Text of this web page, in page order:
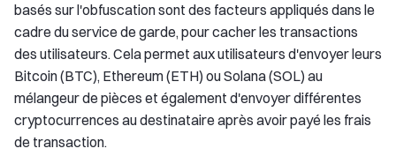
basés sur l'obfuscation sont des facteurs appliqués dans le
cadre du service de garde, pour cacher les transactions
des utilisateurs. Cela permet aux utilisateurs d'envoyer leurs
Bitcoin (BTC), Ethereum (ETH) ou Solana (SOL) au
mélangeur de pièces et également d'envoyer différentes
cryptocurrences au destinataire après avoir payé les frais
de transaction.